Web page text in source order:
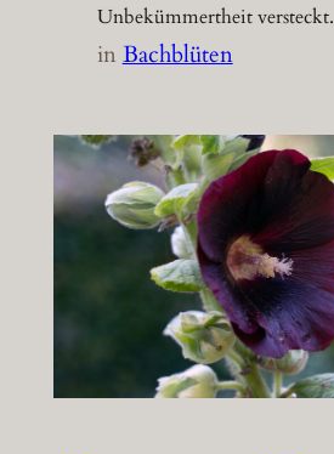
Unbekümmertheit versteckt.
inBachblüten